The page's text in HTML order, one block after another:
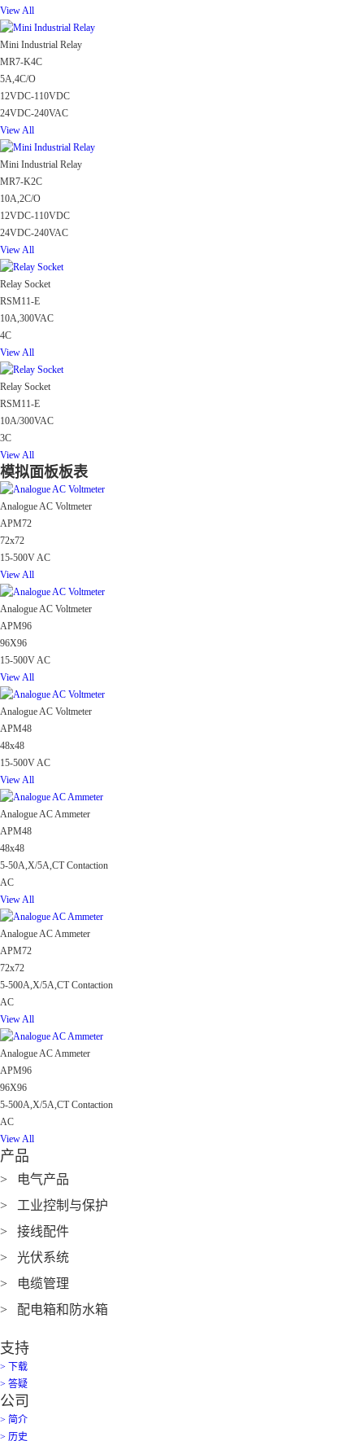
View All
Mini Industrial Relay
MR7-K4C
5A,4C/O
12VDC-110VDC
24VDC-240VAC
View All
Mini Industrial Relay
MR7-K2C
10A,2C/O
12VDC-110VDC
24VDC-240VAC
View All
Relay Socket
RSM11-E
10A,300VAC
4C
View All
Relay Socket
RSM11-E
10A/300VAC
3C
View All
模拟面板板表
Analogue AC Voltmeter
APM72
72x72
15-500V AC
View All
Analogue AC Voltmeter
APM96
96X96
15-500V AC
View All
Analogue AC Voltmeter
APM48
48x48
15-500V AC
View All
Analogue AC Ammeter
APM48
48x48
5-50A,X/5A,CT Contaction
AC
View All
Analogue AC Ammeter
APM72
72x72
5-500A,X/5A,CT Contaction
AC
View All
Analogue AC Ammeter
APM96
96X96
5-500A,X/5A,CT Contaction
AC
View All
产品
> 电气产品
> 工业控制与保护
> 接线配件
> 光伏系统
> 电缆管理
> 配电箱和防水箱
支持
> 下载
> 答疑
公司
> 简介
> 历史